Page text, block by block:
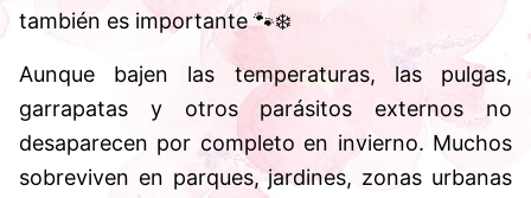
también es importante 🐾❄️
Aunque bajen las temperaturas, las pulgas,
garrapatas y otros parásitos externos no
desaparecen por completo en invierno. Muchos
sobreviven en parques, jardines, zonas urbanas